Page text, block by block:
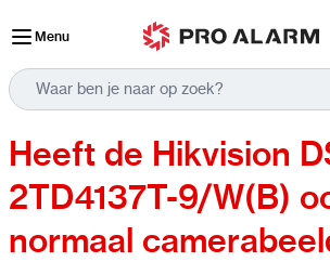
Menu
Heeft de Hikvision
2TD4137T-9/W(B)
normaal